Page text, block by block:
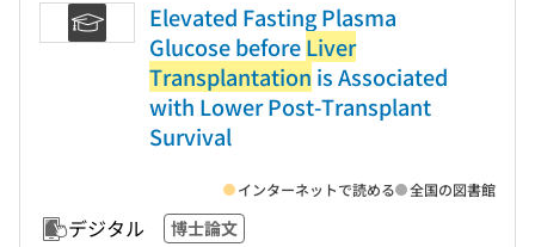
Elevated Fasting Plasma
Glucose beforeLiver
Transplantation is Associated
with Lower Post-Transplant
Survival
デジタル 博士論文
インターネットで読める 全国の図書館